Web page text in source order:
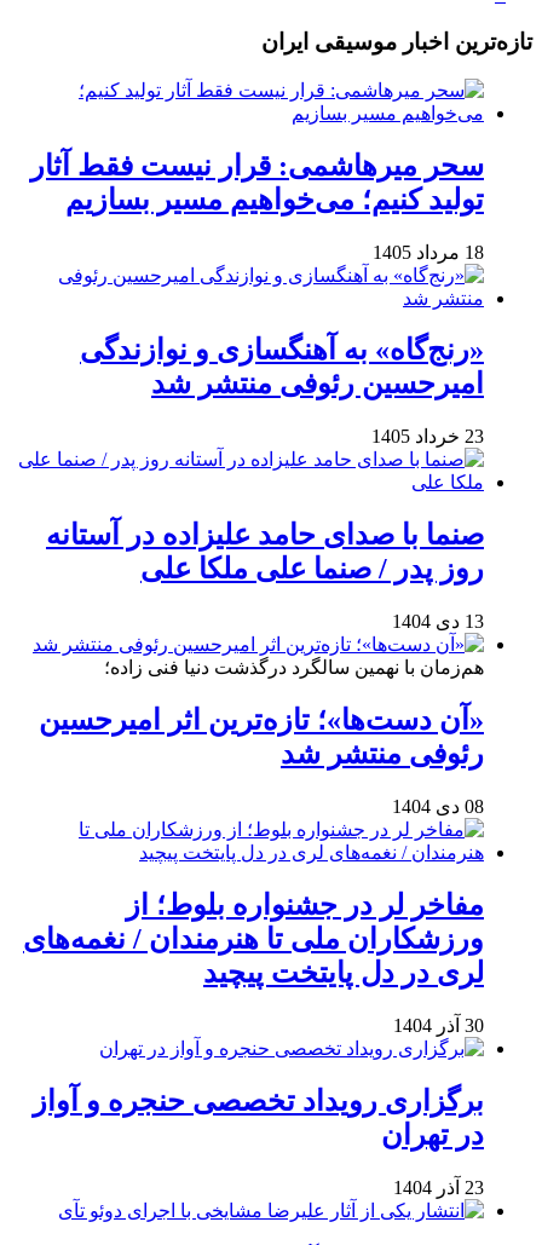
تازه‌ترین اخبار موسیقی ایران
سحر میرهاشمی: قرار نیست فقط آثار
تولید کنیم؛ می‌خواهیم مسیر بسازیم
18 مرداد 1405
«رنج‌گاه» به آهنگسازی و نوازندگی
امیرحسین رئوفی منتشر شد
23 خرداد 1405
صنما با صدای حامد علیزاده در آستانه
روز پدر / صنما علی ملکا علی
13 دی 1404
هم‌زمان با نهمین سالگرد درگذشت دنیا فنی زاده؛
«آن دست‌ها»؛ تازه‌ترین اثر امیرحسین
رئوفی منتشر شد
08 دی 1404
مفاخر لر در جشنواره بلوط؛ از
ورزشکاران ملی تا هنرمندان / نغمه‌های
لری در دل پایتخت پیچید
30 آذر 1404
برگزاری رویداد تخصصی حنجره و آواز
در تهران
23 آذر 1404